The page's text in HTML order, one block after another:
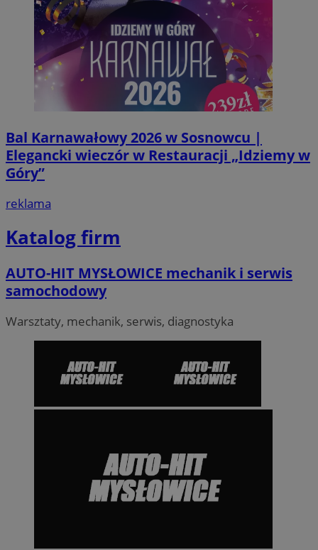
Bal Karnawałowy 2026 w Sosnowcu |
Elegancki wieczór w Restauracji „Idziemy w
Góry”
reklama
Katalog firm
AUTO-HIT MYSŁOWICE mechanik i serwis
samochodowy
Warsztaty, mechanik, serwis, diagnostyka